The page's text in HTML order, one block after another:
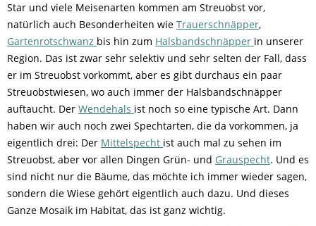
Star und viele Meisenarten kommen am Streuobst vor,
natürlich auch Besonderheiten wie Trauerschnäpper,
Gartenrotschwanz bis hin zum Halsbandschnäpper in unserer
Region. Das ist zwar sehr selektiv und sehr selten der Fall, dass
er im Streuobst vorkommt, aber es gibt durchaus ein paar
Streuobstwiesen, wo auch immer der Halsbandschnäpper
auftaucht. Der Wendehals ist noch so eine typische Art. Dann
haben wir auch noch zwei Spechtarten, die da vorkommen, ja
eigentlich drei: Der Mittelspecht ist auch mal zu sehen im
Streuobst, aber vor allen Dingen Grün- und Grauspecht. Und es
sind nicht nur die Bäume, das möchte ich immer wieder sagen,
sondern die Wiese gehört eigentlich auch dazu. Und dieses
Ganze Mosaik im Habitat, das ist ganz wichtig.